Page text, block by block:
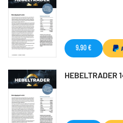
9,90 €
HEBELTRADER